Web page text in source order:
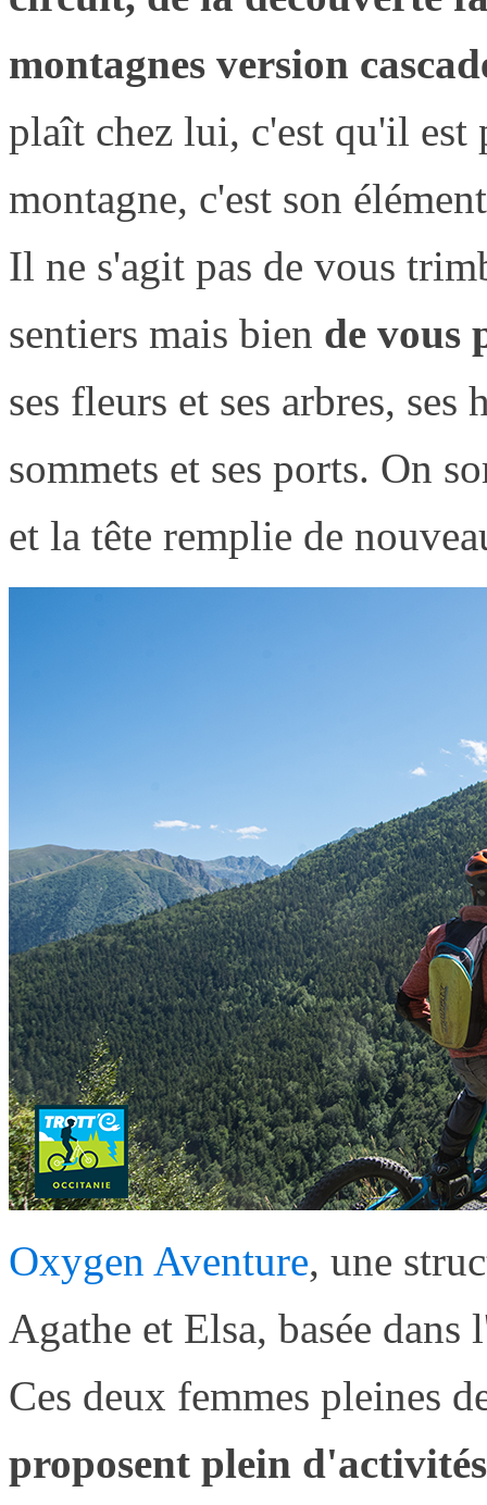
montagnes version
plaît chez lui, c'est qu'il est
montagne, c'est son
Il ne s'agit pas de vous
sentiers mais bien de vous
ses fleurs et ses arbres, ses
sommets et ses ports. On
et la tête remplie de
Oxygen Aventure, une
Agathe et Elsa, basée
Ces deux femmes pleines
proposent plein